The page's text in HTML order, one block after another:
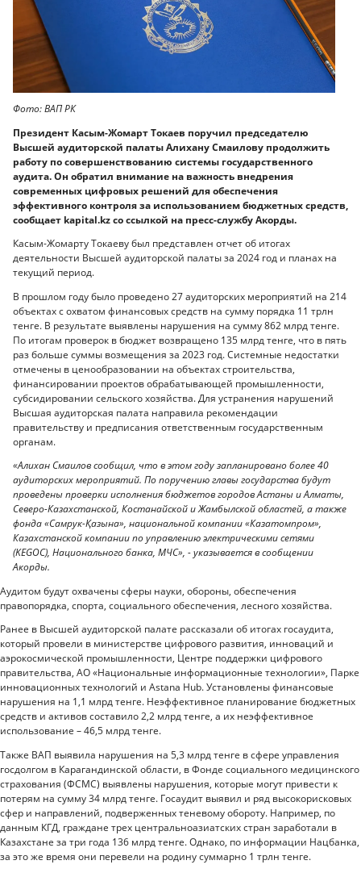
Фото: ВАП РК
Президент Касым-Жомарт Токаев поручил председателю
Высшей аудиторской палаты Алихану Смаилову продолжить
работу по совершенствованию системы государственного
аудита. Он обратил внимание на важность внедрения
современных цифровых решений для обеспечения
эффективного контроля за использованием бюджетных средств,
сообщает kapital.kz со ссылкой на пресс-службу Акорды.
Касым-Жомарту Токаеву был представлен отчет об итогах
деятельности Высшей аудиторской палаты за 2024 год и планах на
текущий период.
В прошлом году было проведено 27 аудиторских мероприятий на 214
объектах с охватом финансовых средств на сумму порядка 11 трлн
тенге. В результате выявлены нарушения на сумму 862 млрд тенге.
По итогам проверок в бюджет возвращено 135 млрд тенге, что в пять
раз больше суммы возмещения за 2023 год. Системные недостатки
отмечены в ценообразовании на объектах строительства,
финансировании проектов обрабатывающей промышленности,
субсидировании сельского хозяйства. Для устранения нарушений
Высшая аудиторская палата направила рекомендации
правительству и предписания ответственным государственным
органам.
«Алихан Смаилов сообщил, что в этом году запланировано более 40
аудиторских мероприятий. По поручению главы государства будут
проведены проверки исполнения бюджетов городов Астаны и Алматы,
Северо-Казахстанской, Костанайской и Жамбылской областей, а также
фонда «Самрук-Қазына», национальной компании «Казатомпром»,
Казахстанской компании по управлению электрическими сетями
(KEGOC), Национального банка, МЧС», - указывается в сообщении
Акорды.
Аудитом будут охвачены сферы науки, обороны, обеспечения
правопорядка, спорта, социального обеспечения, лесного хозяйства.
Ранее в Высшей аудиторской палате рассказали об итогах госаудита,
который провели в министерстве цифрового развития, инноваций и
аэрокосмической промышленности, Центре поддержки цифрового
правительства, АО «Национальные информационные технологии», Парке
инновационных технологий и Astana Hub. Установлены финансовые
нарушения на 1,1 млрд тенге. Неэффективное планирование бюджетных
средств и активов составило 2,2 млрд тенге, а их неэффективное
использование – 46,5 млрд тенге.
Также ВАП выявила нарушения на 5,3 млрд тенге в сфере управления
госдолгом в Карагандинской области, в Фонде социального медицинского
страхования (ФСМС) выявлены нарушения, которые могут привести к
потерям на сумму 34 млрд тенге. Госаудит выявил и ряд высокорисковых
сфер и направлений, подверженных теневому обороту. Например, по
данным КГД, граждане трех центральноазиатских стран заработали в
Казахстане за три года 136 млрд тенге. Однако, по информации Нацбанка,
за это же время они перевели на родину суммарно 1 трлн тенге.